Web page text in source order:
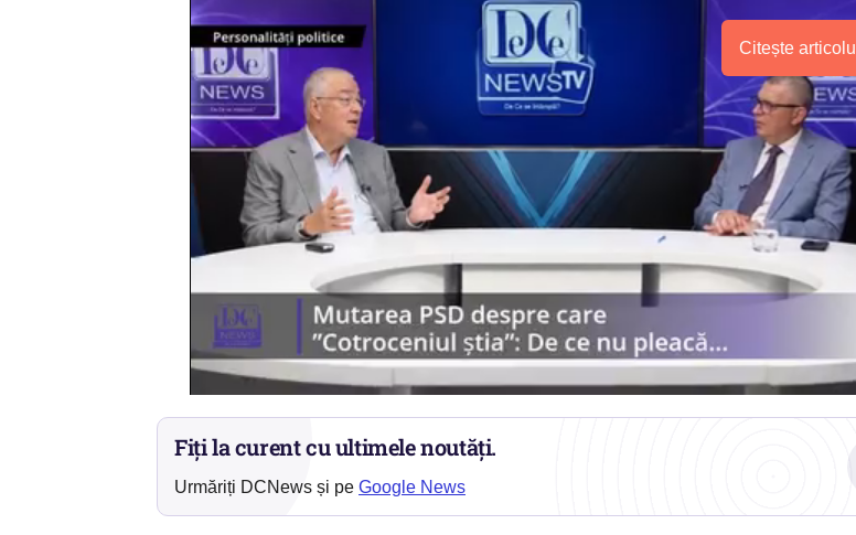
Citește articolul
Fiți la curent cu ultimele noutăți.
Urmăriți DCNews și pe Google News